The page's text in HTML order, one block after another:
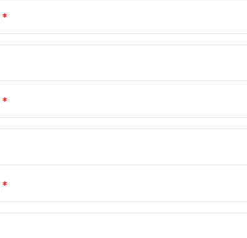
*
*
*